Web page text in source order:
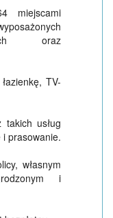
miejscami
oraz
TV-
usług
prasowanie.
własnym
i